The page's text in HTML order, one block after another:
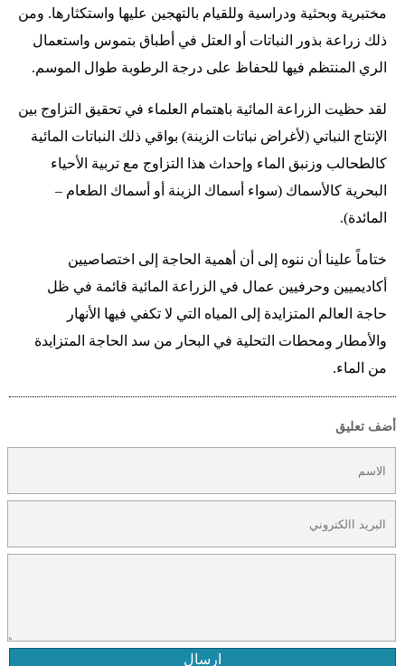
مختبرية وبحثية ودراسية وللقيام بالتهجين عليها واستكثارها. ومن
ذلك زراعة بذور النباتات أو العتل في أطباق بتموس واستعمال
الري المنتظم فيها للحفاظ على درجة الرطوبة طوال الموسم.
لقد حظيت الزراعة المائية باهتمام العلماء في تحقيق التزاوج بين
الإنتاج النباتي (لأغراض نباتات الزينة) بواقي ذلك النباتات المائية
كالطحالب وزنبق الماء وإحداث هذا التزاوج مع تربية الأحياء
البحرية كالأسماك (سواء أسماك الزينة أو أسماك الطعام –
المائدة).
ختاماً علينا أن ننوه إلى أن أهمية الحاجة إلى اختصاصيين
أكاديميين وحرفيين عمال في الزراعة المائية قائمة في ظل
حاجة العالم المتزايدة إلى المياه التي لا تكفي فيها الأنهار
والأمطار ومحطات التحلية في البحار من سد الحاجة المتزايدة
من الماء.
أضف تعليق
ارسال